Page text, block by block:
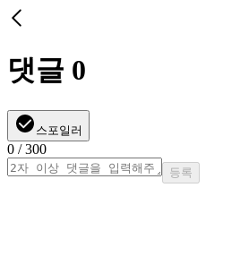
댓글 0
스포일러
0 / 300
등록